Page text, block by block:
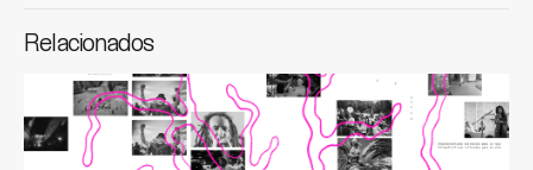
Relacionados